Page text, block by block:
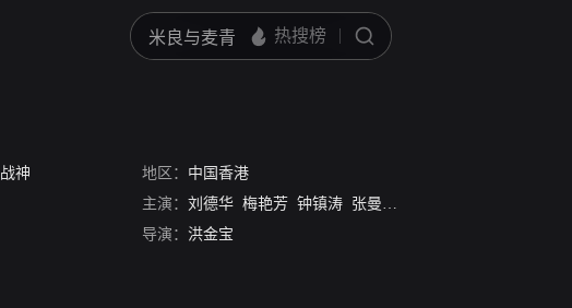
战神 地区： 中国香港
主演： 刘德华 梅艳芳 钟镇涛 张曼玉
导演： 洪金宝